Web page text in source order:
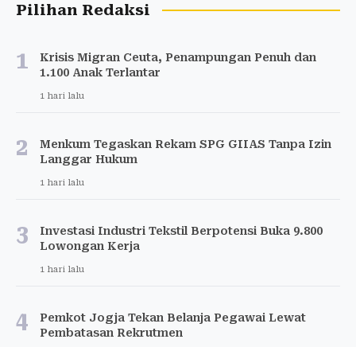
Pilihan Redaksi
1
Krisis Migran Ceuta, Penampungan Penuh dan
1.100 Anak Terlantar
1 hari lalu
2
Menkum Tegaskan Rekam SPG GIIAS Tanpa Izin
Langgar Hukum
1 hari lalu
3
Investasi Industri Tekstil Berpotensi Buka 9.800
Lowongan Kerja
1 hari lalu
4
Pemkot Jogja Tekan Belanja Pegawai Lewat
Pembatasan Rekrutmen